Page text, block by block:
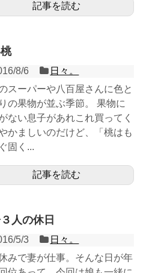
記事を読む
8/6
日々。
スーパーや八百屋さんに色と
の果物が並ぶ季節。 果物に
ない息子があれこれ買ってく
かましいのだけど、「桃はも
固く...
記事を読む
人の休日
5/3
日々。
みで妻が仕事。そんな日が年